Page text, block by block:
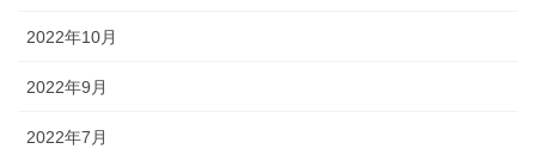
2022年10月
2022年9月
2022年7月